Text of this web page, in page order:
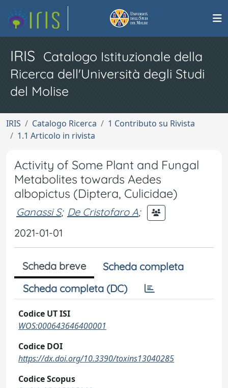
IRIS Catalogo Istituzionale della
Ricerca dell'Università degli Studi
del Molise
IRIS Catalogo Ricerca
1 Contributo su Rivista
1.1 Articolo in rivista
Activity of Some Plant and Fungal
Metabolites towards Aedes
albopictus (Diptera, Culicidae)
Ganassi S; De Cristofaro A;
2021-01-01
Scheda breve
Scheda completa
Scheda completa (DC)
Codice UT ISI
WOS:000643646400001
Codice DOI
https://dx.doi.org/10.3390/toxins13040285
Codice Scopus